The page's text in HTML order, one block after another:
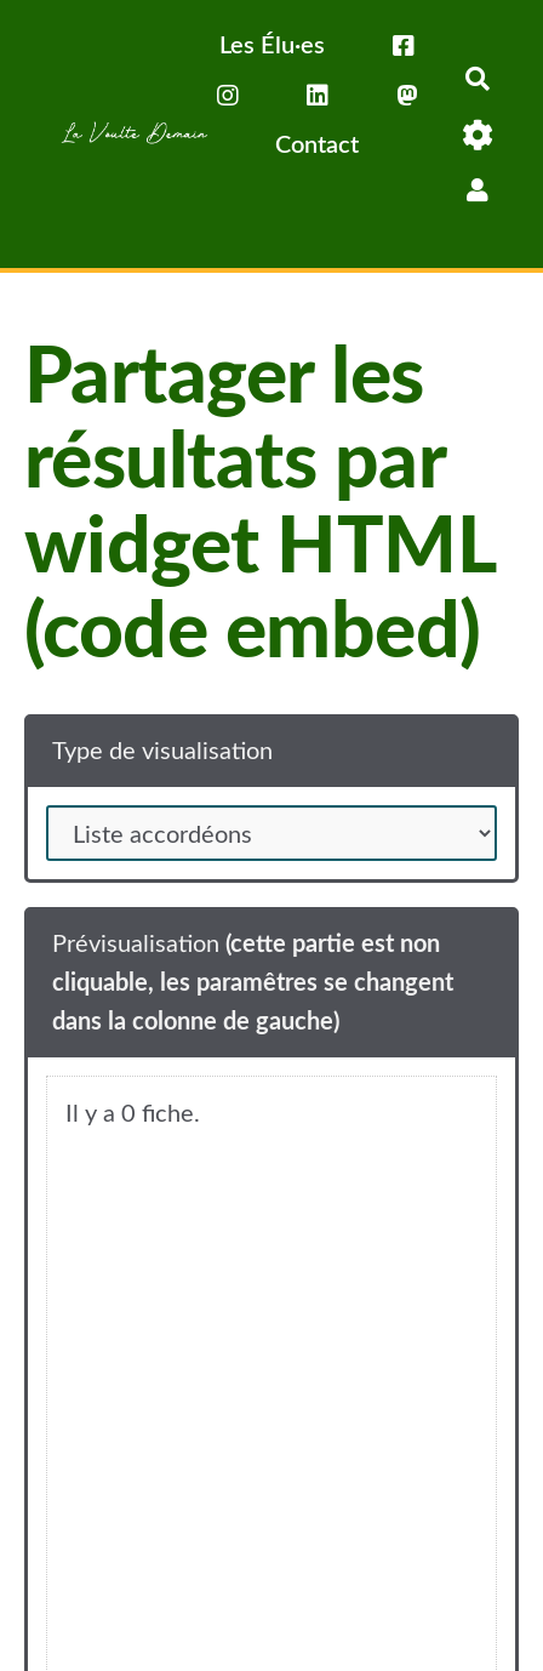
Aller au contenu principal
Les Élu·es
Contact
Partager les
résultats par
widget HTML
(code embed)
Type de visualisation
Prévisualisation (cette partie est non
cliquable, les paramêtres se changent
dans la colonne de gauche)